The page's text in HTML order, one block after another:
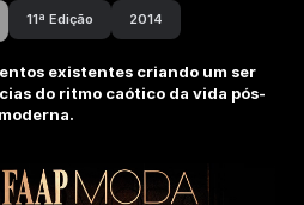
11ª Edição 2014
existentes criando um ser
do ritmo caótico da vida pós-
moderna.